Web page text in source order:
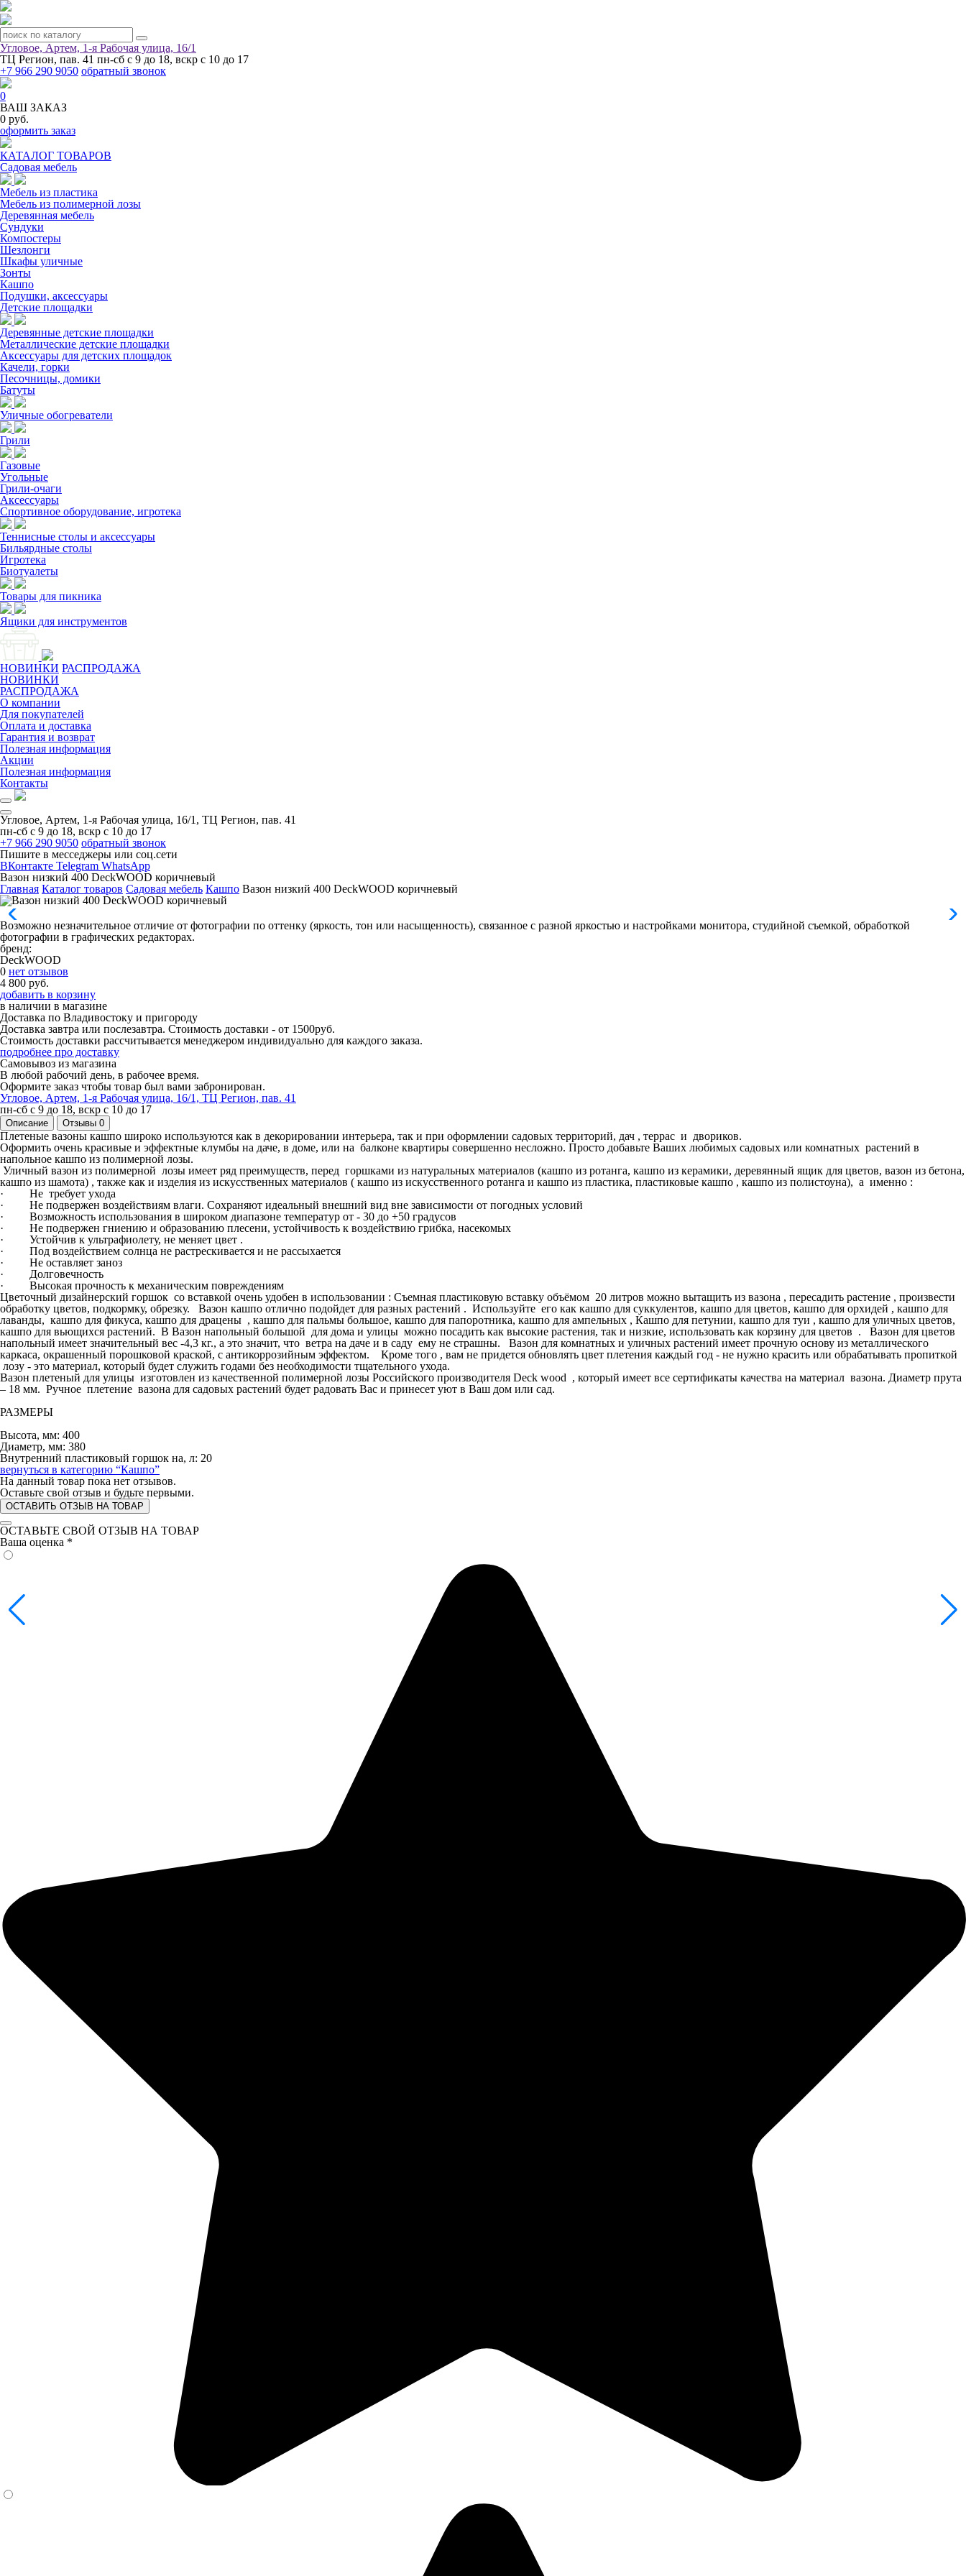
Угловое, Артем, ​1-я Рабочая улица, 16/1
ТЦ Регион, пав. 41 пн-сб с 9 до 18, вскр с 10 до 17
+7 966 290 9050 обратный звонок
0
ВАШ ЗАКАЗ
0 руб.
оформить заказ
КАТАЛОГ ТОВАРОВ
Садовая мебель
Мебель из пластика
Мебель из полимерной лозы
Деревянная мебель
Сундуки
Компостеры
Шезлонги
Шкафы уличные
Зонты
Кашпо
Подушки, аксессуары
Детские площадки
Деревянные детские площадки
Металлические детские площадки
Аксессуары для детских площадок
Качели, горки
Песочницы, домики
Батуты
Уличные обогреватели
Грили
Газовые
Угольные
Грили-очаги
Аксессуары
Спортивное оборудование, игротека
Теннисные столы и аксессуары
Бильярдные столы
Игротека
Биотуалеты
Товары для пикника
Ящики для инструментов
НОВИНКИ РАСПРОДАЖА
НОВИНКИ
РАСПРОДАЖА
О компании
Для покупателей
Оплата и доставка
Гарантия и возврат
Полезная информация
Акции
Полезная информация
Контакты
Угловое, Артем, ​1-я Рабочая улица, 16/1, ТЦ Регион, пав. 41
пн-сб с 9 до 18, вскр с 10 до 17
+7 966 290 9050 обратный звонок
Пишите в месседжеры или соц.сети
ВКонтакте Telegram WhatsApp
Вазон низкий 400 DeckWOOD коричневый
Главная Каталог товаров Садовая мебель Кашпо Вазон низкий 400 DeckWOOD коричневый
Возможно незначительное отличие от фотографии по оттенку (яркость, тон или насыщенность), связанное с разной яркостью и настройками монитора, студийной съемкой, обработкой
фотографии в графических редакторах.
бренд:
DeckWOOD
0 нет отзывов
4 800 руб.
добавить в корзину
в наличии в магазине
Доставка по Владивостоку и пригороду
Доставка завтра или послезавтра. Стоимость доставки - от 1500руб.
Стоимость доставки рассчитывается менеджером индивидуально для каждого заказа.
подробнее про доставку
Самовывоз из магазина
В любой рабочий день, в рабочее время.
Оформите заказ чтобы товар был вами забронирован.
Угловое, Артем, ​1-я Рабочая улица, 16/1, ТЦ Регион, пав. 41
пн-сб с 9 до 18, вскр с 10 до 17
Описание Отзывы 0
Плетеные вазоны кашпо широко используются как в декорировании интерьера, так и при оформлении садовых территорий, дач , террас и двориков.
Оформить очень красивые и эффектные клумбы на даче, в доме, или на балконе квартиры совершенно несложно. Просто добавьте Ваших любимых садовых или комнатных растений в
напольное кашпо из полимерной лозы.
Уличный вазон из полимерной лозы имеет ряд преимуществ, перед горшками из натуральных материалов (кашпо из ротанга, кашпо из керамики, деревянный ящик для цветов, вазон из бетона,
кашпо из шамота) , также как и изделия из искусственных материалов ( кашпо из искусственного ротанга и кашпо из пластика, пластиковые кашпо , кашпо из полистоуна), а именно :
· Не требует ухода
· Не подвержен воздействиям влаги. Сохраняют идеальный внешний вид вне зависимости от погодных условий
· Возможность использования в широком диапазоне температур от - 30 до +50 градусов
· Не подвержен гниению и образованию плесени, устойчивость к воздействию грибка, насекомых
· Устойчив к ультрафиолету, не меняет цвет .
· Под воздействием солнца не растрескивается и не рассыхается
· Не оставляет заноз
· Долговечность
· Высокая прочность к механическим повреждениям
Цветочный дизайнерский горшок со вставкой очень удобен в использовании : Съемная пластиковую вставку объёмом 20 литров можно вытащить из вазона , пересадить растение , произвести
обработку цветов, подкормку, обрезку. Вазон кашпо отлично подойдет для разных растений . Используйте его как кашпо для суккулентов, кашпо для цветов, кашпо для орхидей , кашпо для
лаванды, кашпо для фикуса, кашпо для драцены , кашпо для пальмы большое, кашпо для папоротника, кашпо для ампельных , Кашпо для петунии, кашпо для туи , кашпо для уличных цветов,
кашпо для вьющихся растений. В Вазон напольный большой для дома и улицы можно посадить как высокие растения, так и низкие, использовать как корзину для цветов . Вазон для цветов
напольный имеет значительный вес -4,3 кг., а это значит, что ветра на даче и в саду ему не страшны. Вазон для комнатных и уличных растений имеет прочную основу из металлического
каркаса, окрашенный порошковой краской, с антикоррозийным эффектом. Кроме того , вам не придется обновлять цвет плетения каждый год - не нужно красить или обрабатывать пропиткой
лозу - это материал, который будет служить годами без необходимости тщательного ухода.
Вазон плетеный для улицы изготовлен из качественной полимерной лозы Российского производителя Deck wood , который имеет все сертификаты качества на материал вазона. Диаметр прута
– 18 мм. Ручное плетение вазона для садовых растений будет радовать Вас и принесет уют в Ваш дом или сад.
РАЗМЕРЫ
Высота, мм: 400
Диаметр, мм: 380
Внутренний пластиковый горшок на, л: 20
вернуться в категорию “Кашпо”
На данный товар пока нет отзывов.
Оставьте свой отзыв и будьте первыми.
ОСТАВИТЬ ОТЗЫВ НА ТОВАР
ОСТАВЬТЕ СВОЙ ОТЗЫВ НА ТОВАР
Ваша оценка *